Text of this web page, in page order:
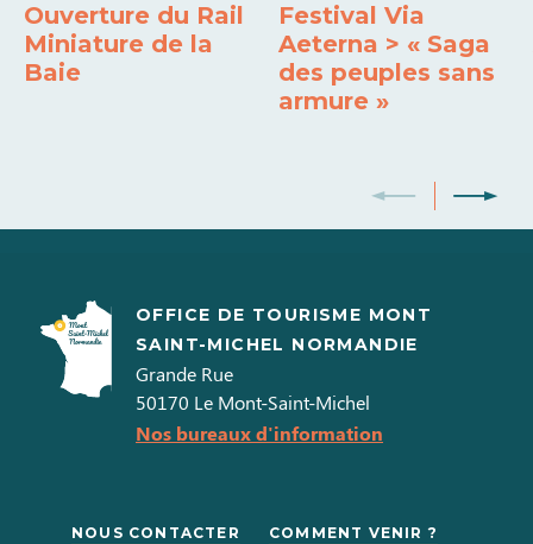
Ouverture du Rail
Miniature de la
Baie
Festival Via
Aeterna > « Saga
des peuples sans
armure »
OFFICE DE TOURISME MONT
SAINT-MICHEL NORMANDIE
Grande Rue
50170 Le Mont-Saint-Michel
Nos bureaux d'information
NOUS CONTACTER COMMENT VENIR ?